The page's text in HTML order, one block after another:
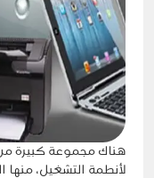
هناك مجموعة كبيرة
لأنطمة التشغيل، منها